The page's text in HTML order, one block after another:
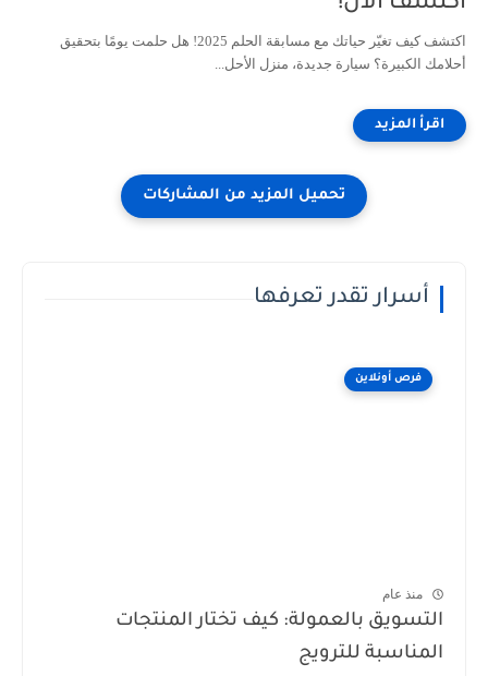
اكتشف كيف تغيّر حياتك مع مسابقة الحلم 2025! هل حلمت يومًا بتحقيق
أحلامك الكبيرة؟ سيارة جديدة، منزل الأحل...
أسرار تقدر تعرفها
فرص أونلاين
منذ عام
التسويق بالعمولة: كيف تختار المنتجات
المناسبة للترويج